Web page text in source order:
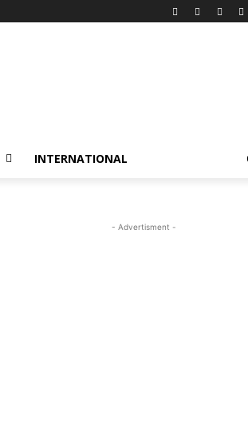
INTERNATIONAL
- Advertisment -